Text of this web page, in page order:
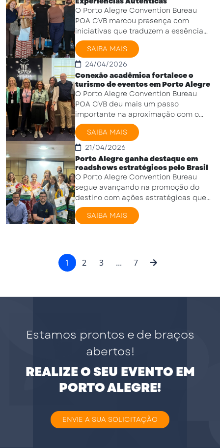
O Porto Alegre Convention Bureau
POA CVB marcou presença com
iniciativas que traduzem a essência
criativa e cultural da capital gaúcha.
Três projetos ...
SAIBA MAIS
24/04/2026
Conexão acadêmica fortalece o
turismo de eventos em Porto Alegre
O Porto Alegre Convention Bureau
POA CVB deu mais um passo
importante na aproximação com o
meio acadêmico ao participar de um
encontro com coordenadores de ...
SAIBA MAIS
21/04/2026
Porto Alegre ganha destaque em
roadshows estratégicos pelo Brasil
O Porto Alegre Convention Bureau
segue avançando na promoção do
destino com ações estratégicas que
fortalecem a presença da capital
gaúcha em mercados ...
SAIBA MAIS
1 2 3 ... 7
Estamos prontos e de braços
abertos!
REALIZE O SEU EVENTO EM
PORTO ALEGRE!
ENVIE A SUA SOLICITAÇÃO